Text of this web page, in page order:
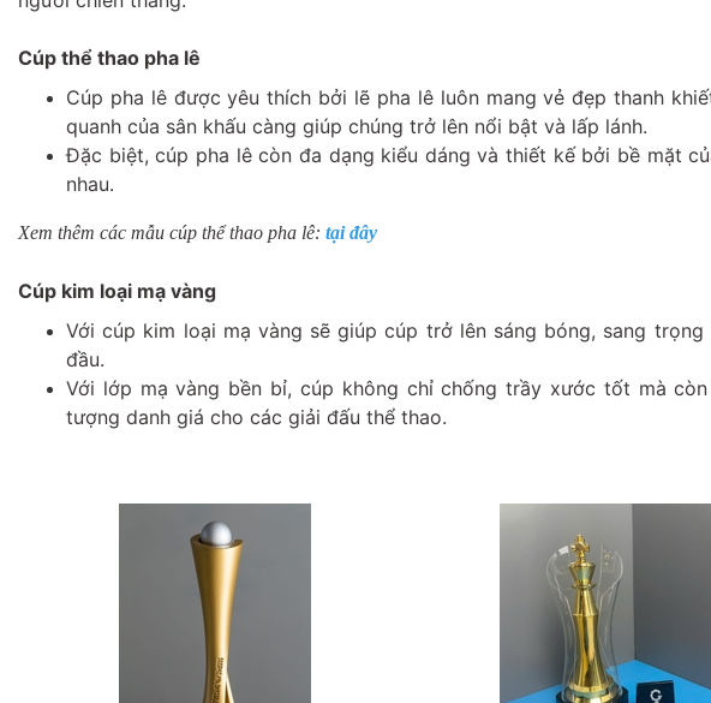
Cúp thể thao pha lê
Cúp pha lê được yêu thích bởi lẽ pha lê luôn mang vẻ đẹp thanh
quanh của sân khấu càng giúp chúng trở lên nổi bật và lấp lánh.
Đặc biệt, cúp pha lê còn đa dạng kiểu dáng và thiết kế bởi bề mặt
nhau.
Xem thêm các mẫu cúp thể thao pha lê: tại đây
Cúp kim loại mạ vàng
Với cúp kim loại mạ vàng sẽ giúp cúp trở lên sáng bóng, sang
đầu.
Với lớp mạ vàng bền bỉ, cúp không chỉ chống trầy xước tốt mà
tượng danh giá cho các giải đấu thể thao.